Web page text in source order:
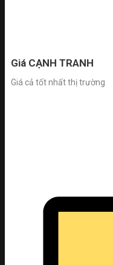
Giá CẠNH TRANH
Giá cả tốt nhất thị trường